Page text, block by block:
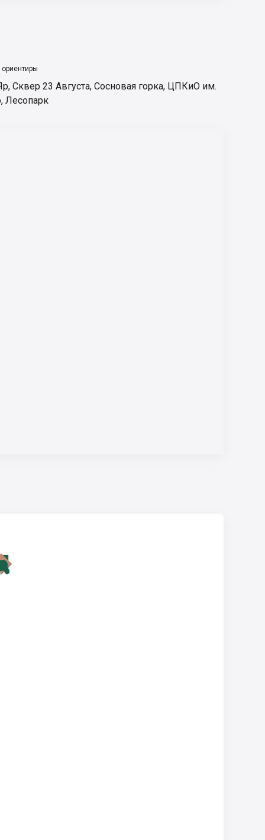
, Сквер 23 Августа, Сосновая горка, ЦПКиО им.
, Лесопарк